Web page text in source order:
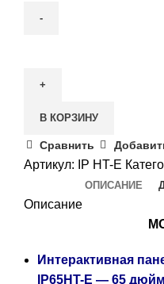
В КОРЗИНУ
Сравнить
Артикул: IP HT-E
ОПИСАНИЕ
Описание
Интерактивная
IP65HT-E — 65